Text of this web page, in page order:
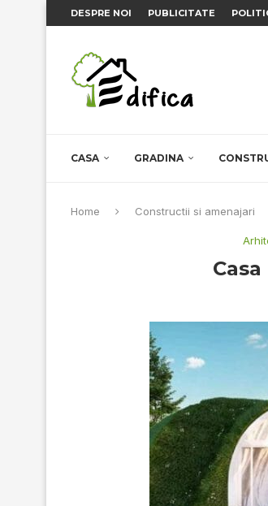
DESPRE NOI PUBLICITATE
CASA GRADINA
Home Constructii si amenajari